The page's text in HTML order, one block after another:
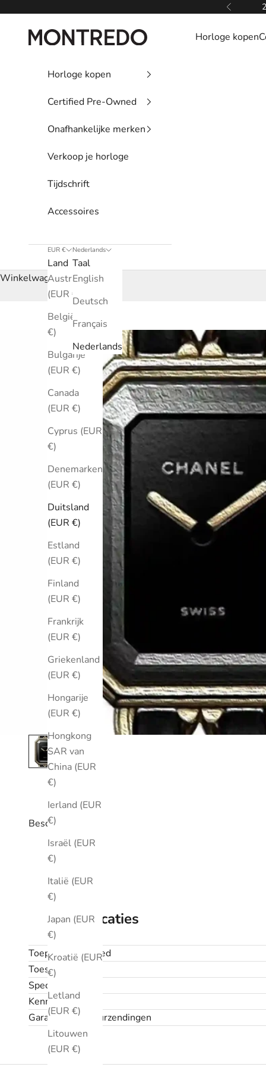
Vorige
Montredo Horloge kopen
Horloge kopen
Certified Pre-Owned
Onafhankelijke merken
Verkoop je horloge
Tijdschrift
Accessoires
EUR €
Land
Australië
(EUR €)
België (EUR
€)
Bulgarije
(EUR €)
Canada
(EUR €)
Cyprus (EUR
€)
Denemarken
(EUR €)
Duitsland
(EUR €)
Estland
(EUR €)
Finland
(EUR €)
Frankrijk
(EUR €)
Griekenland
(EUR €)
Hongarije
(EUR €)
Hongkong
SAR van
China (EUR
€)
Ierland (EUR
€)
Israël (EUR
€)
Italië (EUR
€)
Japan (EUR
€)
Kroatië (EUR
€)
Letland
(EUR €)
Litouwen
(EUR €)
Nederlands
Taal
English
Deutsch
Français
Nederlands
Winkelwagen
Beschrijving
Specificaties
Toepassingsgebied
Toestand
Specificaties
Kenmerken
Garantie en retourzendingen